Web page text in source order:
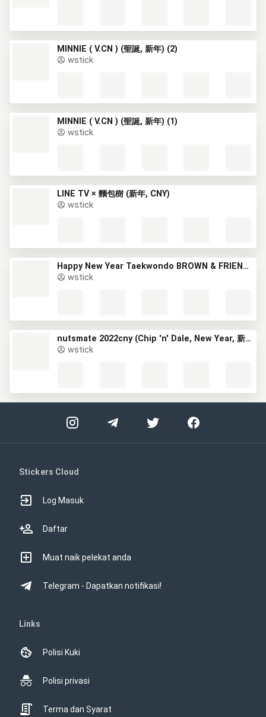
MINNIE ( V.CN ) (聖誕, 新年) (2)
wstick
MINNIE ( V.CN ) (聖誕, 新年) (1)
wstick
LINE TV × 麵包樹 (新年, CNY)
wstick
Happy New Year Taekwondo BROWN & FRIENDS (新年) (1)
wstick
nutsmate 2022cny (Chip 'n' Dale, New Year, 新年, CNY)
wstick
Stickers Cloud
Log Masuk
Daftar
Muat naik pelekat anda
Telegram - Dapatkan notifikasi!
Links
Polisi Kuki
Polisi privasi
Terma dan Syarat